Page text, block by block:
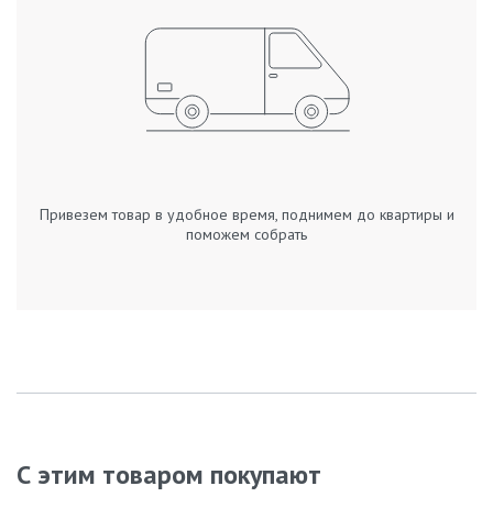
Привезем товар в удобное время, поднимем до квартиры и
поможем собрать
С этим товаром покупают